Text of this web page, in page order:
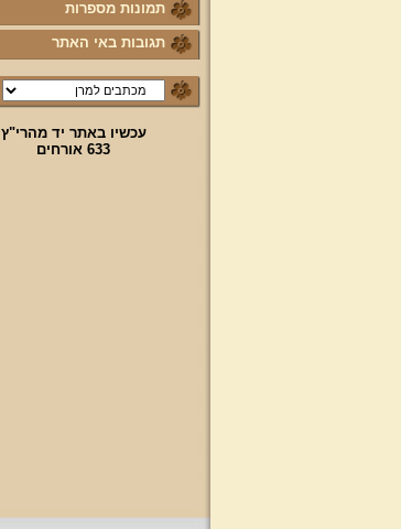
תמונות מספרות
תגובות באי האתר
עכשיו באתר יד מהרי"ץ
633 אורחים